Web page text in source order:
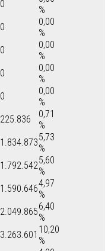
0
%
0
0,00
%
0
0,00
%
0
0,00
%
0
0,00
%
225.836
0,71
%
1.834.8735,73
%
1.792.5425,60
%
1.590.6464,97
%
2.049.8656,40
%
3.263.601 10,20
%